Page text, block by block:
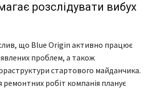
розслідувати вибух
що Blue Origin активно працює
проблем, а також
стартового майданчика.
ремонтних робіт компанія планує